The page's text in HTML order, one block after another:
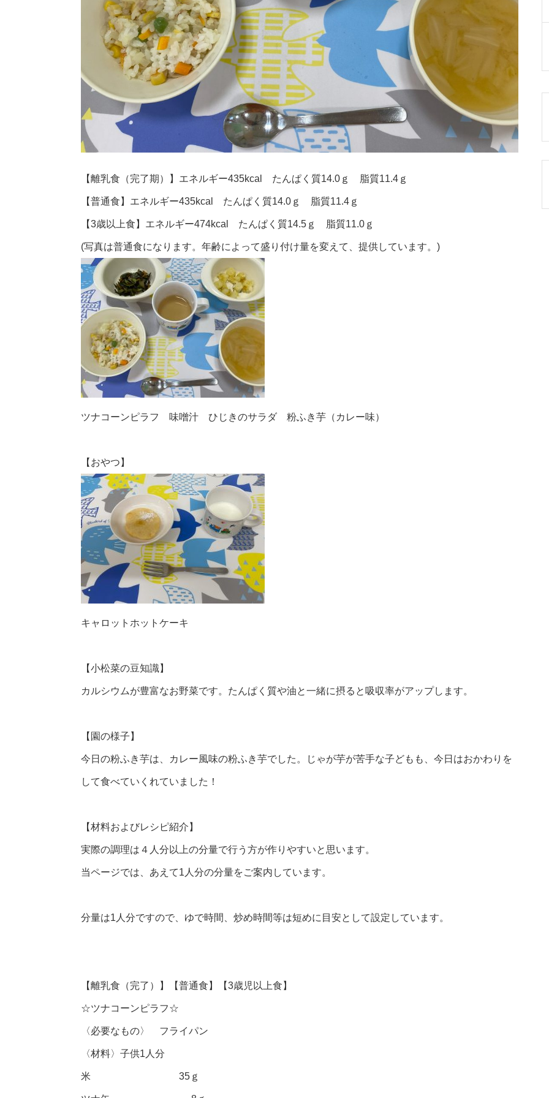
【離乳食（完了期）】エネルギー435kcal たんぱく質14.0ｇ 脂質11.4ｇ
【普通食】エネルギー435kcal たんぱく質14.0ｇ 脂質11.4ｇ
【3歳以上食】エネルギー474kcal たんぱく質14.5ｇ 脂質11.0ｇ
(写真は普通食になります。年齢によって盛り付け量を変えて、提供しています。)
ツナコーンピラフ 味噌汁 ひじきのサラダ 粉ふき芋（カレー味）
【おやつ】
キャロットホットケーキ
【小松菜の豆知識】
カルシウムが豊富なお野菜です。たんぱく質や油と一緒に摂ると吸収率がアップします。
【園の様子】
今日の粉ふき芋は、カレー風味の粉ふき芋でした。じゃが芋が苦手な子どもも、今日はおかわりを
して食べていくれていました！
【材料およびレシピ紹介】
実際の調理は４人分以上の分量で行う方が作りやすいと思います。
当ページでは、あえて1人分の分量をご案内しています。
分量は1人分ですので、ゆで時間、炒め時間等は短めに目安として設定しています。
【離乳食（完了）】【普通食】【3歳児以上食】
☆ツナコーンピラフ☆
〈必要なもの〉 フライパン
〈材料〉子供1人分
米 35ｇ